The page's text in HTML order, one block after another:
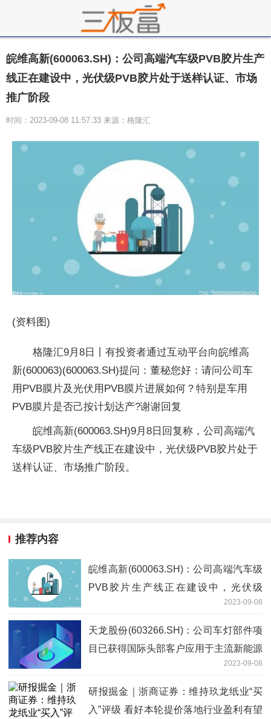
皖维高新(600063.SH)：公司高端汽车级PVB胶片生产
线正在建设中，光伏级PVB胶片处于送样认证、市场
推广阶段
时间：2023-09-08 11:57:33 来源：格隆汇
(资料图)
格隆汇9月8日丨有投资者通过互动平台向皖维高
新(600063)(600063.SH)提问：董秘您好：请问公司车
用PVB膜片及光伏用PVB膜片进展如何？特别是车用
PVB膜片是否己按计划达产?谢谢回复
皖维高新(600063.SH)9月8日回复称，公司高端汽
车级PVB胶片生产线正在建设中，光伏级PVB胶片处于
送样认证、市场推广阶段。
推荐内容
皖维高新(600063.SH)：公司高端汽车级
PVB胶片生产线正在建设中，光伏级
PVB胶片处于送样认证、市场推广阶段
2023-09-08
天龙股份(603266.SH)：公司车灯部件项
目已获得国际头部客户应用于主流新能源
汽车车灯部件项目定点，今年7月份开始
已量产
2023-09-08
研报掘金｜浙商证券：维持玖龙纸业“买
入”评级 看好本轮提价落地行业盈利有望